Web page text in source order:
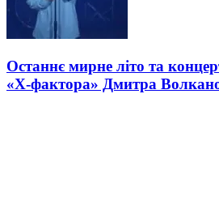
Останнє мирне літо та
«Х-фактора» Дмитра